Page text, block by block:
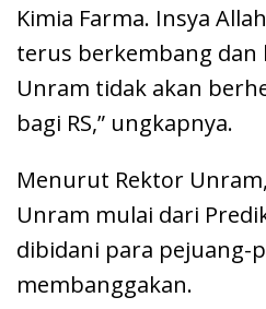
Kimia Farma. Insya
terus berkembang dan
Unram tidak akan
bagi RS,” ungkapnya.
Menurut Rektor
Unram mulai dari
dibidani para pejuang-
membanggakan.